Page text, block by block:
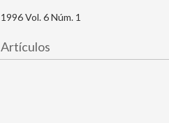
1996 Vol. 6 Núm. 1
Artículos